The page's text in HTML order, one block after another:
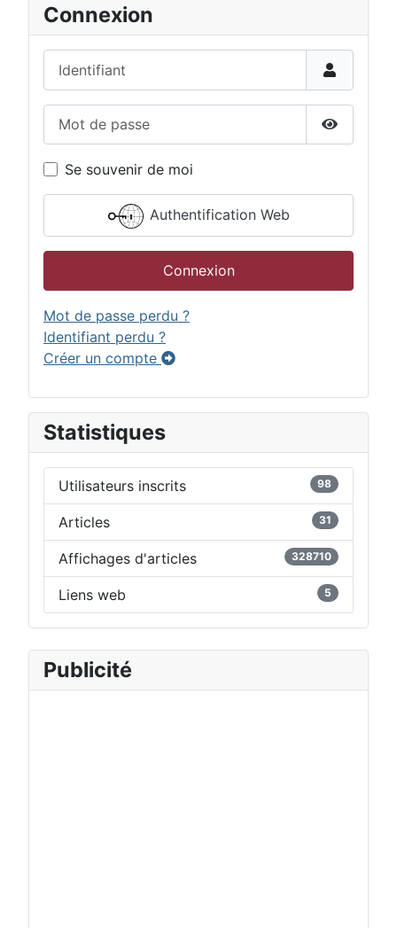
Connexion
Afficher
Se souvenir de moi
Authentification Web
Connexion
Mot de passe perdu ?
Identifiant perdu ?
Créer un compte
Statistiques
Utilisateurs inscrits 98
Articles 31
Affichages d'articles 328710
Liens web 5
Publicité